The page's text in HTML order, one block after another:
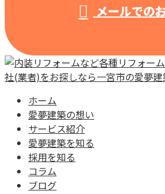
メールでの
ホーム
愛夢建築の想い
サービス紹介
愛夢建築を知る
採用を知る
コラム
ブログ